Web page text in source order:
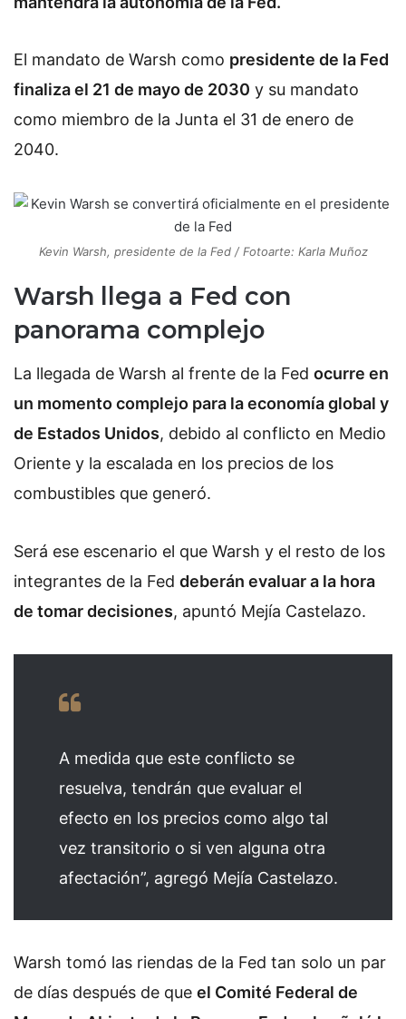
El mandato de Warsh como presidente de la Fed
finaliza el 21 de mayo de 2030 y su mandato
como miembro de la Junta el 31 de enero de
2040.
Kevin Warsh, presidente de la Fed / Fotoarte: Karla Muñoz
Warsh llega a Fed con
panorama complejo
La llegada de Warsh al frente de la Fed ocurre en
un momento complejo para la economía global y
de Estados Unidos, debido al conflicto en Medio
Oriente y la escalada en los precios de los
combustibles que generó.
Será ese escenario el que Warsh y el resto de los
integrantes de la Fed deberán evaluar a la hora
de tomar decisiones, apuntó Mejía Castelazo.
A medida que este conflicto se
resuelva, tendrán que evaluar el
efecto en los precios como algo tal
vez transitorio o si ven alguna otra
afectación”, agregó Mejía Castelazo.
Warsh tomó las riendas de la Fed tan solo un par
de días después de que el Comité Federal de